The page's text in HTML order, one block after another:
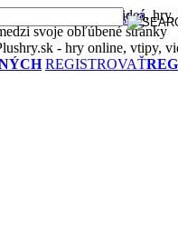
Stratené heslo?
online, vtipy, videá, hry,
svoje obľúbené stránky
- hry online, vtipy,
REGISTROVAŤ